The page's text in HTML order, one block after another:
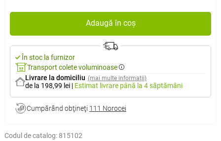
Adaugă în coș
În stoc la furnizor
Transport colete voluminoase
Livrare la domiciliu (mai multe informații)
de la 198,99 lei | Estimat livrare până la 4 săptămâni
Cumpărând obţineţi 111 Norocei
Codul de catalog: 815102